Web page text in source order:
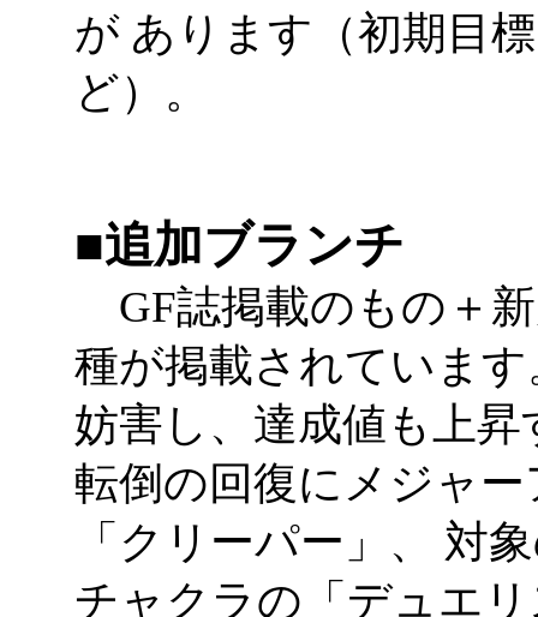
が あります（初期目
ど）。
■追加ブランチ
GF誌掲載のもの＋
種が掲載されていま
妨害し、達成値も上
転倒の回復にメジャ
「クリーパー」、 対
チャクラの「デュエ